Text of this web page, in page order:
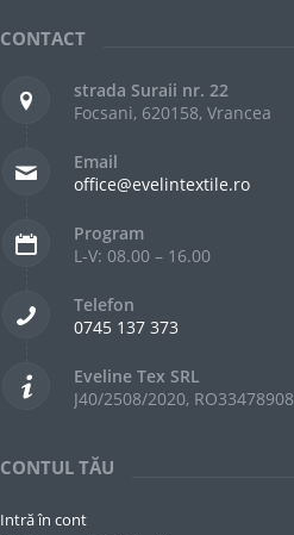
CONTACT
strada Suraii nr. 22
Focsani, 620158, Vrancea
Email
office@evelintextile.ro
Program
L-V: 08.00 – 16.00
Telefon
0745 137 373
Eveline Tex SRL
J40/2508/2020, RO33478908
CONTUL TĂU
Intră în cont